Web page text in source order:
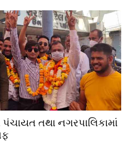
પંચાયત તથા નગરપાલિકામાં